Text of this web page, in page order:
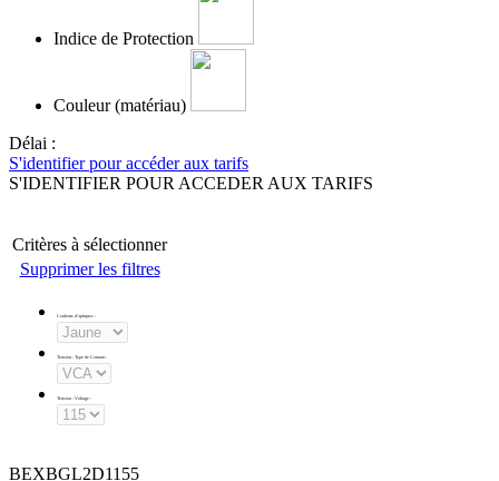
Indice de Protection
Couleur (matériau)
Délai :
S'identifier pour accéder aux tarifs
S'IDENTIFIER POUR ACCEDER AUX TARIFS
Critères à sélectionner
Supprimer les filtres
Couleurs d'optiques :
Tension - Type de Courant :
Tension - Voltage :
BEXBGL2D1155